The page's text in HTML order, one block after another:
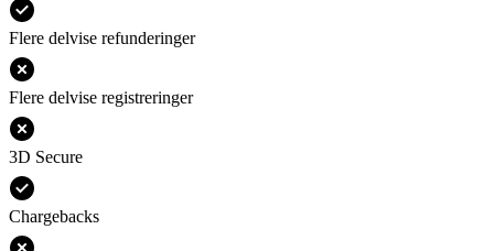
Flere delvise refunderinger
Flere delvise registreringer
3D Secure
Chargebacks